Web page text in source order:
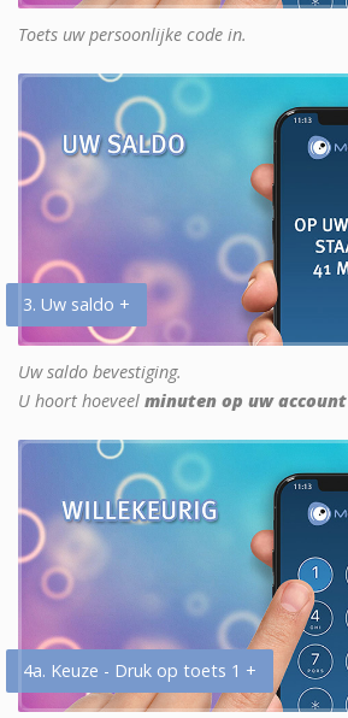
Toets uw persoonlijke code in.
3. Uw saldo +
Uw saldo bevestiging.
U hoort hoeveel minuten op uw account
4a. Keuze - Druk op toets 1 +